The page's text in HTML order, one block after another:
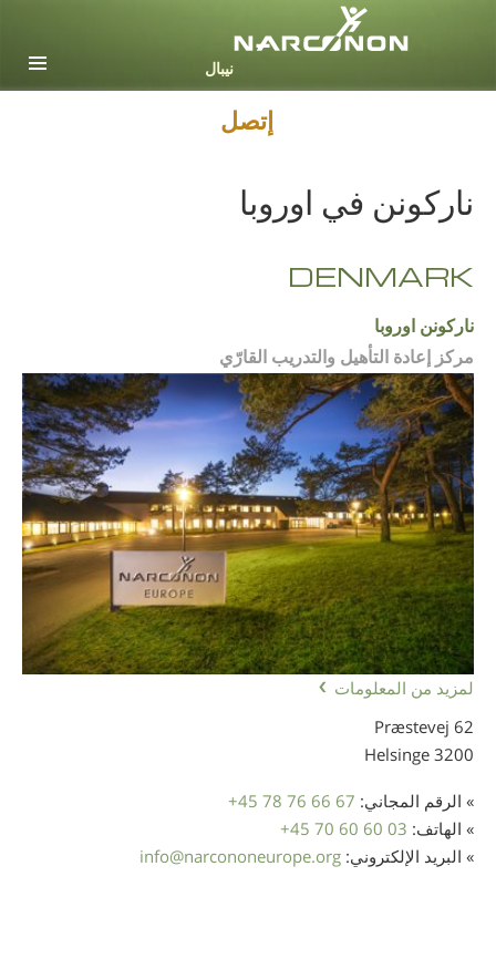
إتصل
ناركونن في اوروبا
DENMARK
ناركونن اوروبا
مركز إعادة التأهيل والتدريب القارّي
لمزيد من المعلومات
Præstevej 62
3200 Helsinge
» الرقم المجاني: +45 78 76 66 67
» الهاتف: +45 70 60 60 03
» البريد الإلكتروني:
info@narcononeurope.org